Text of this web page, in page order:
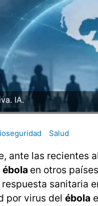
IA.
Salud
ante las recientes
ébola en otros
sanitaria
por virus del ébola